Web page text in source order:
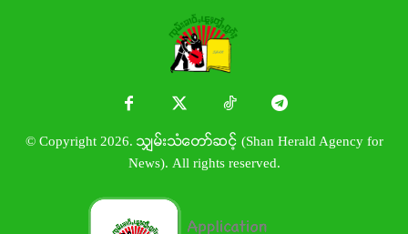
© Copyright 2026. သျှမ်းသံတော်ဆင့် (Shan Herald Agency for
News). All rights reserved.